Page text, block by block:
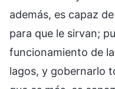
además, es capaz
para que le sirvan;
funcionamiento de
lagos, y gobernarlo